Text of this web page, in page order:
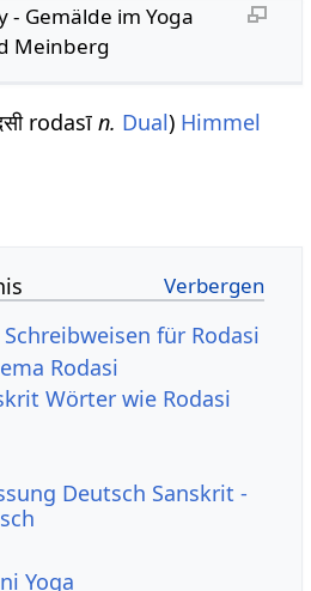
- Gemälde im Yoga
Meinberg
rodasīn. Dual) Himmel
für Rodasi
Rodasi
Wörter wie Rodasi
Deutsch Sanskrit -
Yoga